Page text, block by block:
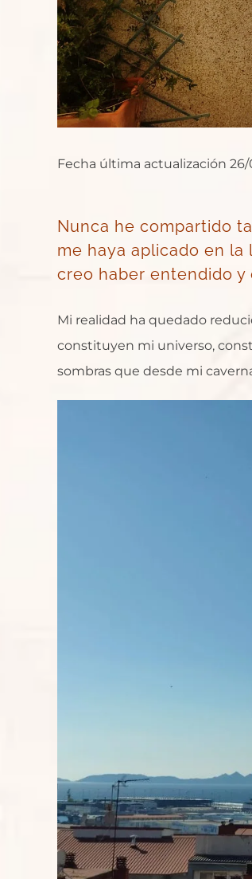
Fecha última actualización 26/
Nunca he compartido
me haya aplicado en
creo haber entendido
Mi realidad ha quedado
constituyen mi universo,
sombras que desde mi